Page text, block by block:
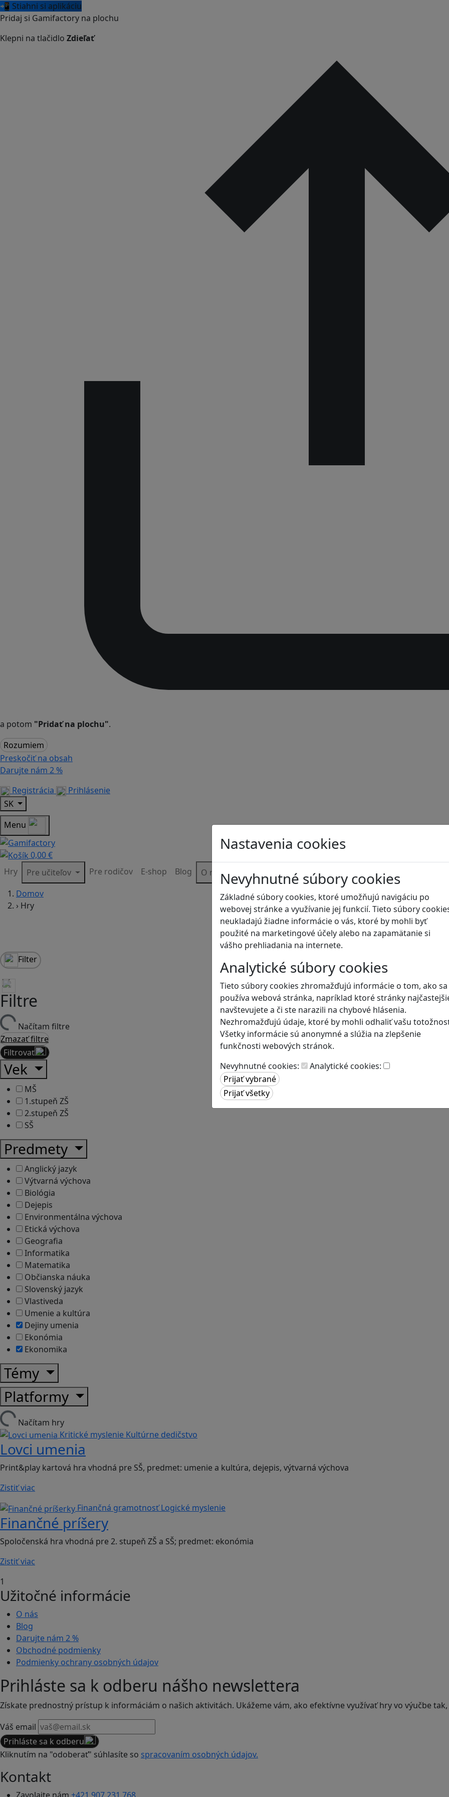
📲 Stiahni si aplikáciu
Pridaj si Gamifactory na plochu
Klepni na tlačidlo Zdieľať
a potom "Pridať na plochu".
Rozumiem
Preskočiť na obsah
Darujte nám 2 %
Registrácia
Prihlásenie
SK
Menu
0,00 €
Hry
Pre učiteľov Pre rodičov E-shop Blog O nás
Nastavenia cookies
Nevyhnutné súbory cookies
Základné súbory cookies, ktoré umožňujú navigáciu po
webovej stránke a využívanie jej funkcií. Tieto súbory
neukladajú žiadne informácie o vás, ktoré by mohli byť
použité na marketingové účely alebo na zapamätanie si
vášho prehliadania na internete.
Analytické súbory cookies
Tieto súbory cookies zhromažďujú informácie o tom, ako sa
používa webová stránka, napríklad ktoré stránky
navštevujete a či ste narazili na chybové hlásenia.
Nezhromažďujú údaje, ktoré by mohli odhaliť vašu
Všetky informácie sú anonymné a slúžia na zlepšenie
funkčnosti webových stránok.
Nevyhnutné cookies:
Analytické cookies:
Domov
› Hry
Naše hry
Filter
Filtre
Načítam filtre
Zmazať filtre
Filtrovať
Vek
MŠ
1.stupeň ZŠ
2.stupeň ZŠ
SŠ
Predmety
Anglický jazyk
Výtvarná výchova
Biológia
Dejepis
Environmentálna výchova
Etická výchova
Geografia
Informatika
Matematika
Občianska náuka
Slovenský jazyk
Vlastiveda
Umenie a kultúra
Dejiny umenia
Ekonómia
Ekonomika
Témy
Platformy
Načítam hry
Kritické myslenie Kultúrne dedičstvo
Lovci umenia
Print&play kartová hra vhodná pre SŠ, predmet: umenie a kultúra, dejepis, výtvarná výchova
Zistiť viac
Finančná gramotnosťLogické myslenie
Finančné príšery
Spoločenská hra vhodná pre 2. stupeň ZŠ a SŠ; predmet: ekonómia
Zistiť viac
1
Užitočné informácie
O nás
Blog
Darujte nám 2 %
Obchodné podmienky
Podmienky ochrany osobných údajov
Prihláste sa k odberu nášho newslettera
Získate prednostný prístup k informáciám o našich aktivitách. Ukážeme vám, ako efektívne využívať hry vo výučbe
Váš email
Prihláste sa k odberu
Kliknutím na "odoberať" súhlasíte so spracovaním osobných údajov.
Kontakt